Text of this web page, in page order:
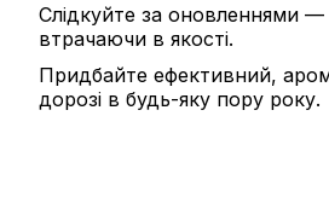
Слідкуйте за оновленнями —
втрачаючи в якості.
Придбайте ефективний,
дорозі в будь-яку пору року.